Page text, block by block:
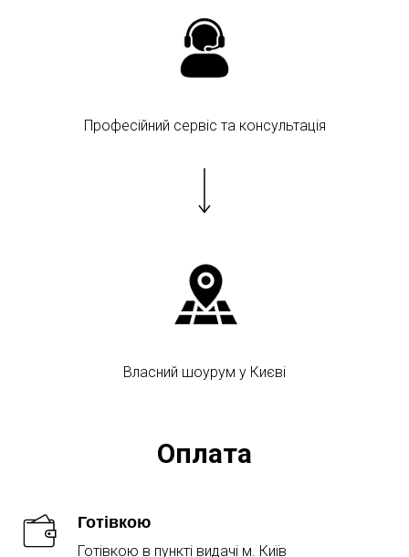
Професійний сервіс та консультація
Власний шоурум у Києві
Оплата
Готівкою
Готівкою в пункті видачі м. Київ